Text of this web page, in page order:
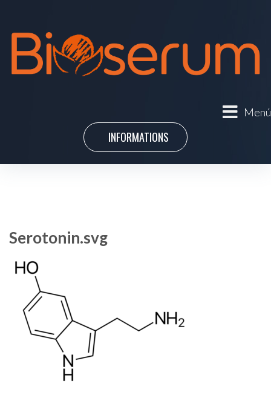
Menú
INFORMATIONS
Serotonin.svg